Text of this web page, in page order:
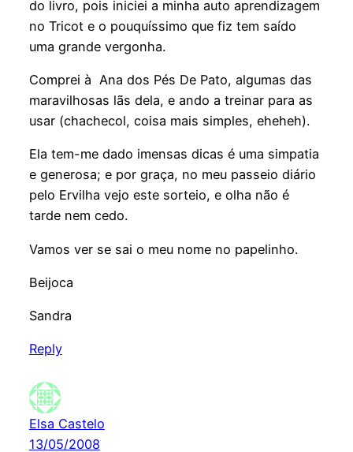
do livro, pois iniciei a minha auto aprendizagem
no Tricot e o pouquíssimo que fiz tem saído
uma grande vergonha.
Comprei à Ana dos Pés De Pato, algumas das
maravilhosas lãs dela, e ando a treinar para as
usar (chachecol, coisa mais simples, eheheh).
Ela tem-me dado imensas dicas é uma simpatia
e generosa; e por graça, no meu passeio diário
pelo Ervilha vejo este sorteio, e olha não é
tarde nem cedo.
Vamos ver se sai o meu nome no papelinho.
Beijoca
Sandra
Reply
Elsa Castelo
13/05/2008